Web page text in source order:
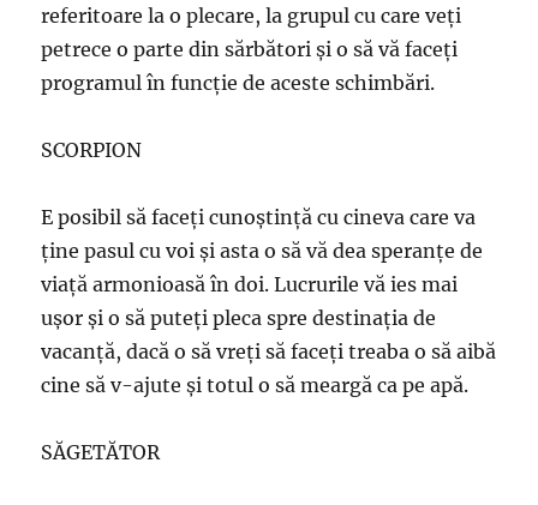
referitoare la o plecare, la grupul cu care veţi
petrece o parte din sărbători şi o să vă faceţi
programul în funcţie de aceste schimbări.
SCORPION
E posibil să faceţi cunoştinţă cu cineva care va
ţine pasul cu voi şi asta o să vă dea speranţe de
viaţă armonioasă în doi. Lucrurile vă ies mai
uşor şi o să puteţi pleca spre destinaţia de
vacanţă, dacă o să vreţi să faceţi treaba o să aibă
cine să v-ajute şi totul o să meargă ca pe apă.
SĂGETĂTOR